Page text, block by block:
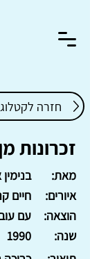
חזרה לקטלוג
זכרונות
מאת:
חיים
איורים:
עם
הוצאה:
1990
שנה: